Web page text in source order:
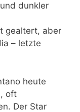
dunkler
gealtert, aber
– letzte
heute
oft
Der Star